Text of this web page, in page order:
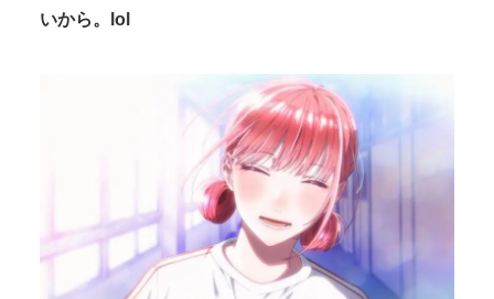
いから。lol